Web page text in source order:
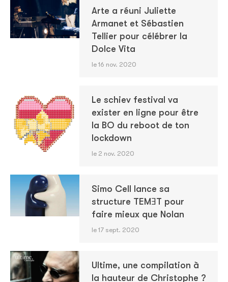
Arte a réuni Juliette
Armanet et Sébastien
Tellier pour célébrer la
Dolce Vita
le 16 nov. 2020
Le schiev festival va
exister en ligne pour être
la BO du reboot de ton
lockdown
le 2 nov. 2020
Simo Cell lance sa
structure TEMƎT pour
faire mieux que Nolan
le 17 sept. 2020
Ultime, une compilation à
la hauteur de Christophe ?